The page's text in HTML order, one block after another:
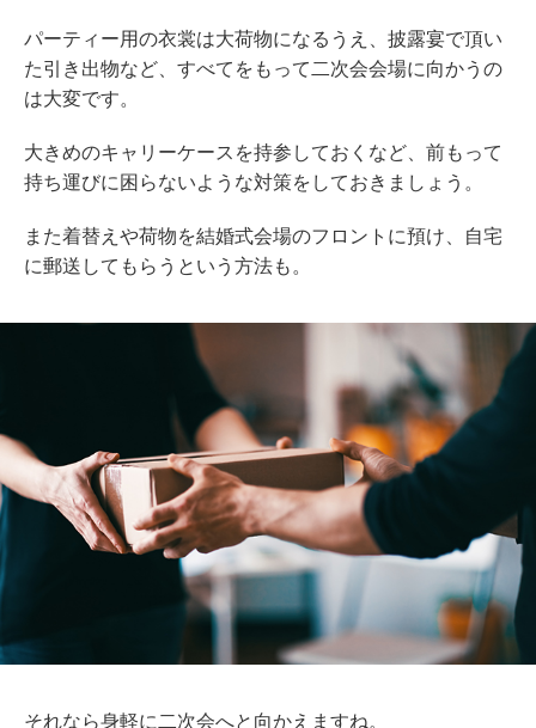
パーティー用の衣裳は大荷物になるうえ、披露宴で頂い
た引き出物など、すべてをもって二次会会場に向かうの
は大変です。
大きめのキャリーケースを持参しておくなど、前もって
持ち運びに困らないような対策をしておきましょう。
また着替えや荷物を結婚式会場のフロントに預け、自宅
に郵送してもらうという方法も。
それなら身軽に二次会へと向かえますね。